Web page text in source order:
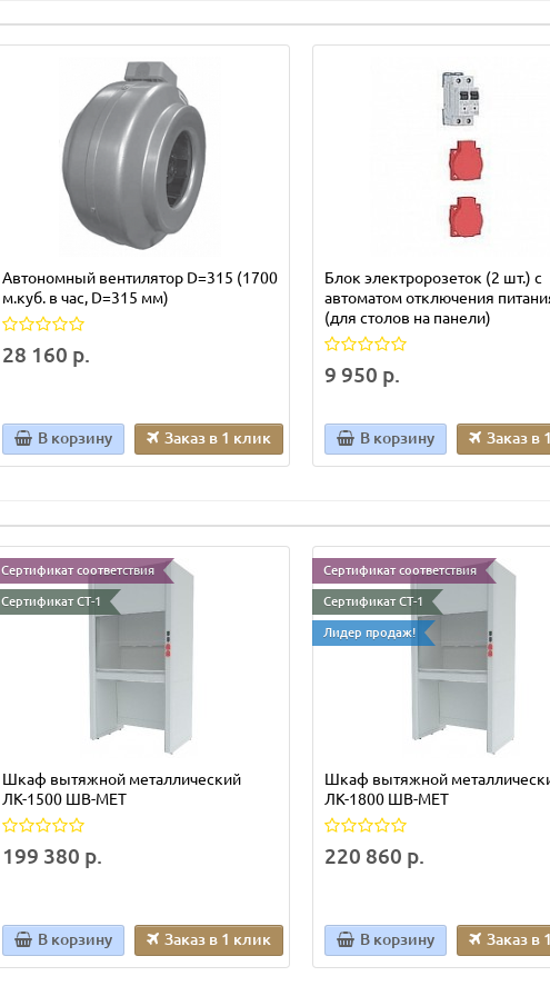
Автономный вентилятор D=315 (1700
м.куб. в час, D=315 мм)
28 160 р.
В корзину Заказ в 1 клик
Блок электророзеток (2 шт.) с
автоматом отключения
(для столов на панели)
9 950 р.
В корзину Заказ в
Сертификат соответствия
Сертификат СТ-1
Шкаф вытяжной металлический
ЛК-1500 ШВ-МЕТ
199 380 р.
В корзину Заказ в 1 клик
Сертификат соответствия
Сертификат СТ-1
Лидер продаж!
Шкаф вытяжной
ЛК-1800 ШВ-МЕТ
220 860 р.
В корзину Заказ в